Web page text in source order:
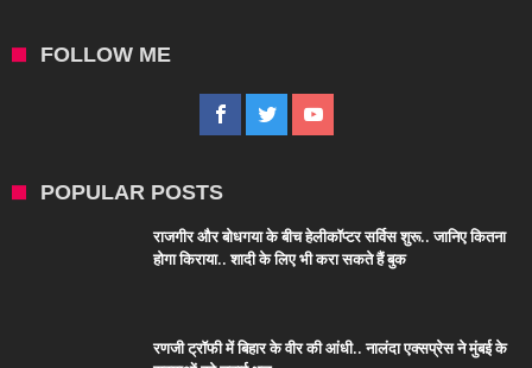
FOLLOW ME
POPULAR POSTS
राजगीर और बोधगया के बीच हेलीकॉप्टर सर्विस शुरू.. जानिए कितना
होगा किराया.. शादी के लिए भी करा सकते हैं बुक
रणजी ट्रॉफी में बिहार के वीर की आंधी.. नालंदा एक्सप्रेस ने मुंबई के